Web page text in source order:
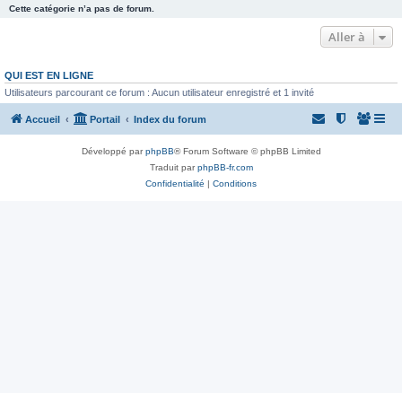
Cette catégorie n’a pas de forum.
Aller à
QUI EST EN LIGNE
Utilisateurs parcourant ce forum : Aucun utilisateur enregistré et 1 invité
Accueil Portail Index du forum
Développé parphpBB® Forum Software © phpBB Limited
Traduit parphpBB-fr.com
Confidentialité | Conditions